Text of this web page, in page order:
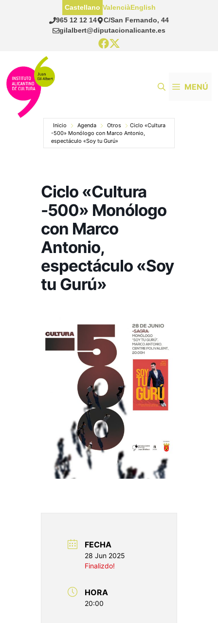
965 12 12 14
C/San Fernando, 44
gilalbert@diputacionalicante.es
Castellano ValenciàEnglish
MENÚ
Inicio Agenda Otros
Ciclo «Cultura
-500» Monólogo con Marco Antonio,
espectáculo «Soy tu Gurú»
Ciclo «Cultura
-500» Monólogo
con Marco
Antonio,
espectáculo «Soy
tu Gurú»
FECHA
28 Jun 2025
Finalizdo!
HORA
20:00